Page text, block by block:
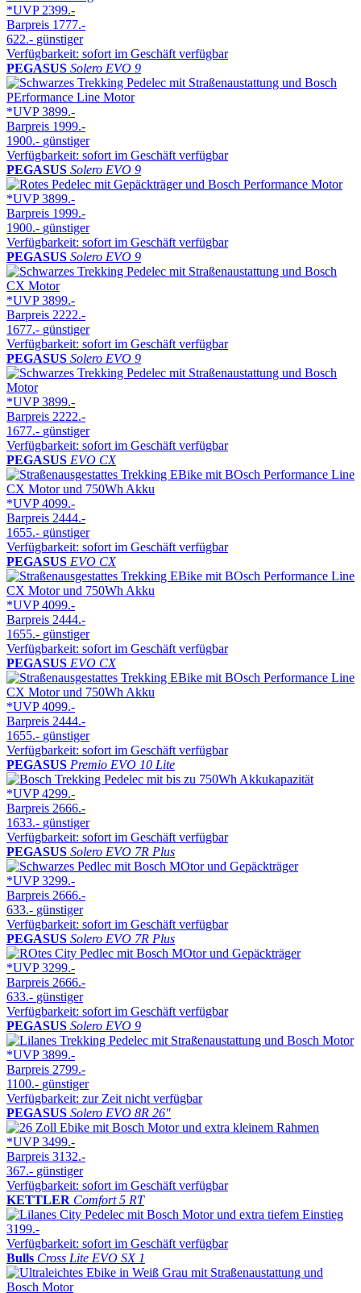
*UVP 2399.-
Barpreis 1777.-
622.- günstiger
Verfügbarkeit: sofort im Geschäft verfügbar
PEGASUS Solero EVO 9
*UVP3899.-
Barpreis 1999.-
1900.- günstiger
Verfügbarkeit: sofort im Geschäft verfügbar
PEGASUS Solero EVO 9
*UVP3899.-
Barpreis 1999.-
1900.- günstiger
Verfügbarkeit: sofort im Geschäft verfügbar
PEGASUS Solero EVO 9
*UVP3899.-
Barpreis 2222.-
1677.- günstiger
Verfügbarkeit: sofort im Geschäft verfügbar
PEGASUS Solero EVO 9
*UVP3899.-
Barpreis 2222.-
1677.- günstiger
Verfügbarkeit: sofort im Geschäft verfügbar
PEGASUS EVO CX
*UVP4099.-
Barpreis 2444.-
1655.- günstiger
Verfügbarkeit: sofort im Geschäft verfügbar
PEGASUS EVO CX
*UVP4099.-
Barpreis 2444.-
1655.- günstiger
Verfügbarkeit: sofort im Geschäft verfügbar
PEGASUS EVO CX
*UVP4099.-
Barpreis 2444.-
1655.- günstiger
Verfügbarkeit: sofort im Geschäft verfügbar
PEGASUS Premio EVO 10 Lite
*UVP4299.-
Barpreis 2666.-
1633.- günstiger
Verfügbarkeit: sofort im Geschäft verfügbar
PEGASUS Solero EVO 7R Plus
*UVP3299.-
Barpreis 2666.-
633.- günstiger
Verfügbarkeit: sofort im Geschäft verfügbar
PEGASUS Solero EVO 7R Plus
*UVP3299.-
Barpreis 2666.-
633.- günstiger
Verfügbarkeit: sofort im Geschäft verfügbar
PEGASUS Solero EVO 9
*UVP3899.-
Barpreis 2799.-
1100.- günstiger
Verfügbarkeit: zur Zeit nicht verfügbar
PEGASUS Solero EVO 8R 26″
*UVP3499.-
Barpreis 3132.-
367.- günstiger
Verfügbarkeit: sofort im Geschäft verfügbar
KETTLER Comfort 5 RT
3199.-
Verfügbarkeit: sofort im Geschäft verfügbar
Bulls Cross Lite EVO SX 1